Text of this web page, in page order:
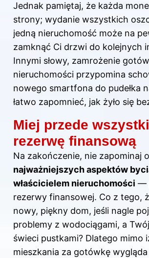
Jednak pamiętaj, że każda
strony; wydanie wszystkich
jedną nieruchomość może na
zamknąć Ci drzwi do kolejnych
Innymi słowy, zamrożenie
nieruchomości przypomina
nowego smartfona do pudełka
łatwo zapomnieć, jak żyło się
Miej przede
rezerwę finansową
Na zakończenie, nie zapominaj
najważniejszych aspektów
właścicielem nieruchomości —
rezerwy finansowej. Co z tego,
nowy, piękny dom, jeśli nagle
problemy z wodociągami, a
świeci pustkami? Dlatego mimo
mieszkania za gotówkę wygląda